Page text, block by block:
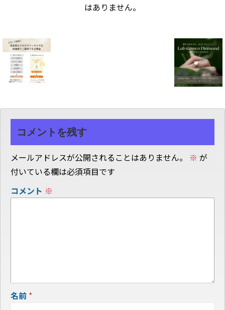
はありません。
コメントを残す
メールアドレスが公開されることはありません。 ※ が
付いている欄は必須項目です
コメント ※
名前 *